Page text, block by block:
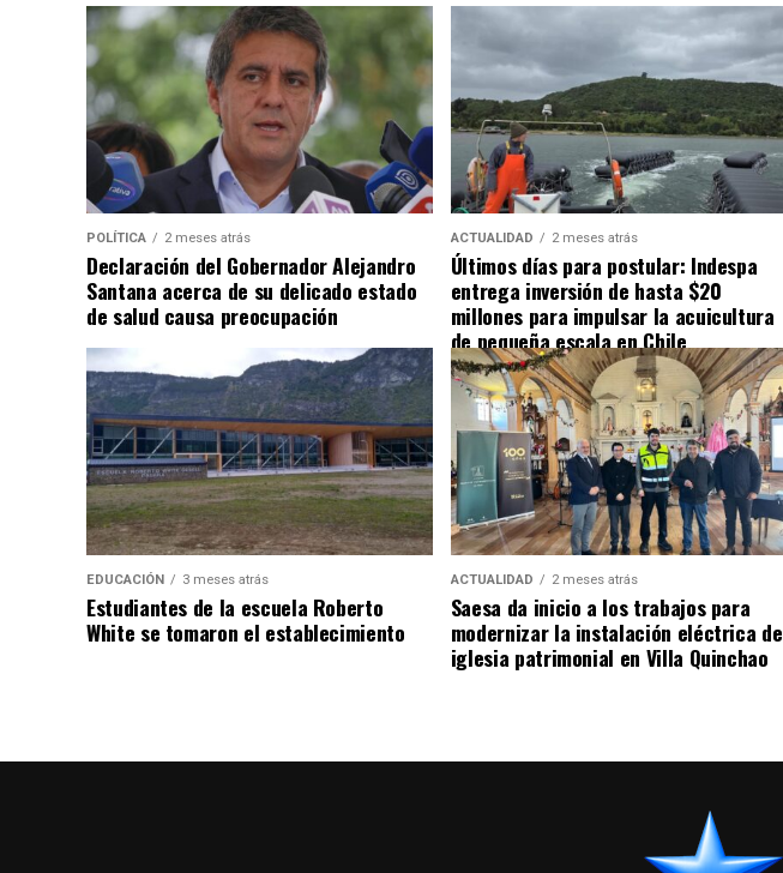
POLÍTICA 2 meses atrás
Declaración del Gobernador Alejandro
Santana acerca de su delicado estado
de salud causa preocupación
ACTUALIDAD 2 meses atrás
Últimos días para postular: Indespa
entrega inversión de hasta $20
millones para impulsar la acuicultura
de pequeña escala en Chile
EDUCACIÓN 3 meses atrás
Estudiantes de la escuela Roberto
White se tomaron el establecimiento
ACTUALIDAD 2 meses atrás
Saesa da inicio a los trabajos para
modernizar la instalación eléctrica de
iglesia patrimonial en Villa Quinchao